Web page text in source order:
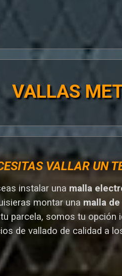
VALLAS
VALLAR UN
instalar una malla
montar una malla
parcela, somos tu opción
de vallado de calidad a